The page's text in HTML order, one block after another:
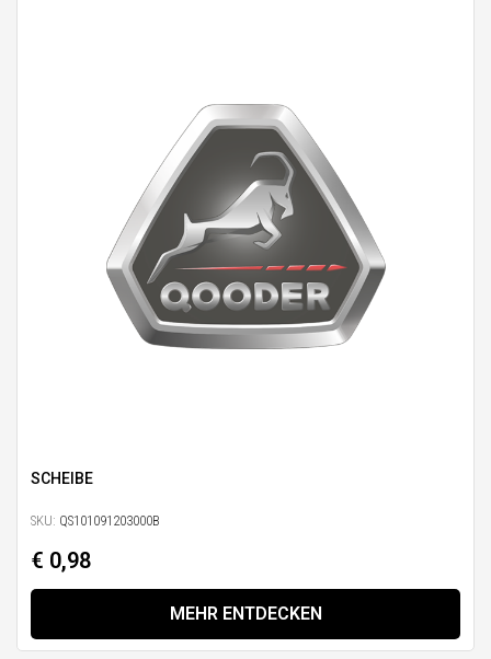
SCHEIBE
SKU: QS101091203000B
€ 0,98
MEHR ENTDECKEN